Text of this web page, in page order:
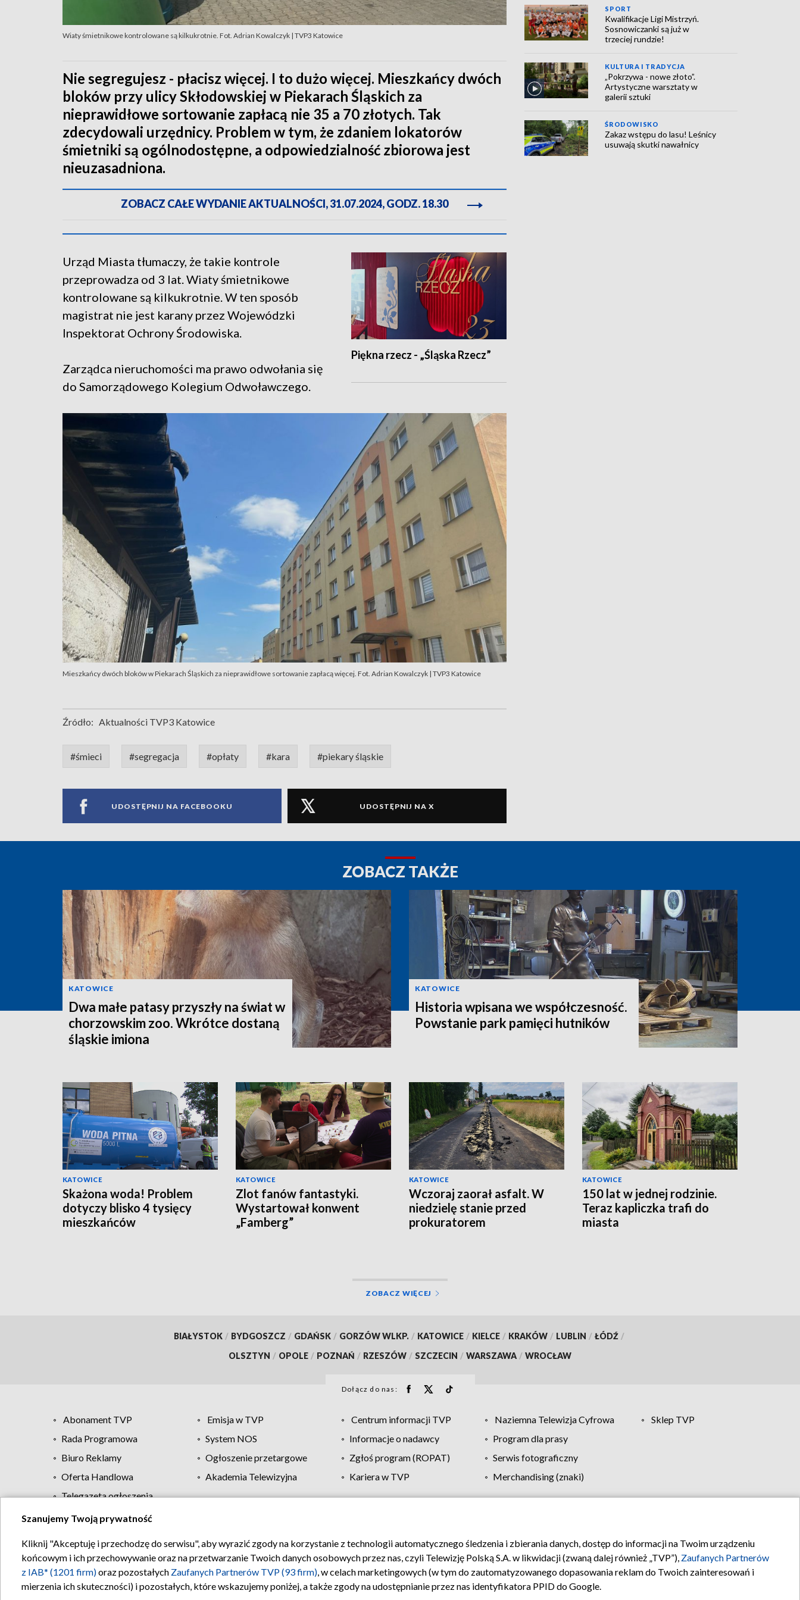
Wiaty śmietnikowe kontrolowane są kilkukrotnie. Fot. Adrian Kowalczyk | TVP3 Katowice
Nie segregujesz - płacisz więcej. I to dużo więcej. Mieszkańcy dwóch
bloków przy ulicy Skłodowskiej w Piekarach Śląskich za
nieprawidłowe sortowanie zapłacą nie 35 a 70 złotych. Tak
zdecydowali urzędnicy. Problem w tym, że zdaniem lokatorów
śmietniki są ogólnodostępne, a odpowiedzialność zbiorowa jest
nieuzasadniona.
ZOBACZ CAŁE WYDANIE AKTUALNOŚCI, 31.07.2024, GODZ. 18.30
Piękna rzecz - „Śląska Rzecz”
Urząd Miasta tłumaczy, że takie kontrole
przeprowadza od 3 lat. Wiaty śmietnikowe
kontrolowane są kilkukrotnie. W ten sposób
magistrat nie jest karany przez Wojewódzki
Inspektorat Ochrony Środowiska.
Zarządca nieruchomości ma prawo odwołania się
do Samorządowego Kolegium Odwoławczego.
Mieszkańcy dwóch bloków w Piekarach Śląskich za nieprawidłowe sortowanie zapłacą więcej. Fot. Adrian Kowalczyk | TVP3 Katowice
Źródło: Aktualności TVP3 Katowice
#śmieci #segregacja #opłaty #kara #piekary śląskie
UDOSTĘPNIJ NA FACEBOOKU UDOSTĘPNIJ NA X
SPORT
Kwalifikacje Ligi Mistrzyń.
Sosnowiczanki są już w
trzeciej rundzie!
KULTURA I TRADYCJA
„Pokrzywa - nowe złoto”.
Artystyczne warsztaty w
galerii sztuki
ŚRODOWISKO
Zakaz wstępu do lasu! Leśnicy
usuwają skutki nawałnicy
ZOBACZ TAKŻE
KATOWICE
Dwa małe patasy przyszły na świat w
chorzowskim zoo. Wkrótce dostaną
śląskie imiona
KATOWICE
Historia wpisana we współczesność.
Powstanie park pamięci hutników
KATOWICE
Skażona woda! Problem
dotyczy blisko 4 tysięcy
mieszkańców
KATOWICE
Zlot fanów fantastyki.
Wystartował konwent
„Famberg”
KATOWICE
Wczoraj zaorał asfalt. W
niedzielę stanie przed
prokuratorem
KATOWICE
150 lat w jednej rodzinie.
Teraz kapliczka trafi do
miasta
ZOBACZ WIĘCEJ
BIAŁYSTOK / BYDGOSZCZ / GDAŃSK / GORZÓW WLKP. / KATOWICE / KIELCE / KRAKÓW / LUBLIN / ŁÓDŹ /
OLSZTYN / OPOLE / POZNAŃ / RZESZÓW / SZCZECIN / WARSZAWA / WROCŁAW
Dołącz do nas:
Abonament TVP Emisja w TVP Centrum informacji TVP Naziemna Telewizja Cyfrowa
Sklep TVP
Rada Programowa
System NOS Informacje o nadawcy
Program dla prasy
Biuro Reklamy
Ogłoszenie przetargowe Zgłoś program (ROPAT)
Serwis fotograficzny
Oferta Handlowa
Akademia Telewizyjna Kariera w TVP
Merchandising (znaki)
Telegazeta ogłoszenia
Regulamin TVP Polityka prywatności Moje zgody Pomoc Biuro reklamy Kontakt
Szanujemy Twoją prywatność
Kliknij "Akceptuję i przechodzę do serwisu", aby wyrazić zgody na korzystanie z technologii automatycznego śledzenia i zbierania danych, dostęp do informacji na Twoim urządzeniu
końcowym i ich przechowywanie oraz na przetwarzanie Twoich danych osobowych przez nas, czyli Telewizję Polską S.A. w likwidacji (zwaną dalej również „TVP”), Zaufanych Partnerów
z IAB* (1201 firm)oraz pozostałych Zaufanych Partnerów TVP (93 firm), w celach marketingowych (w tym do zautomatyzowanego dopasowania reklam do Twoich zainteresowań i
mierzenia ich skuteczności) i pozostałych, które wskazujemy poniżej, a także zgody na udostępnianie przez nas identyfikatora PPID do Google.